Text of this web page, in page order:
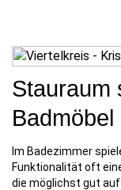
Stauraum
Badmöbel
Im Badezimmer
Funktionalität oft
die möglichst gut